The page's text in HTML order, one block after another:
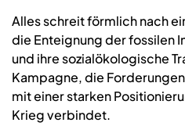
Alles schreit förmlich nach
die Enteignung der fossilen
und ihre sozialökologische
Kampagne, die
mit einer starken
Krieg verbindet.